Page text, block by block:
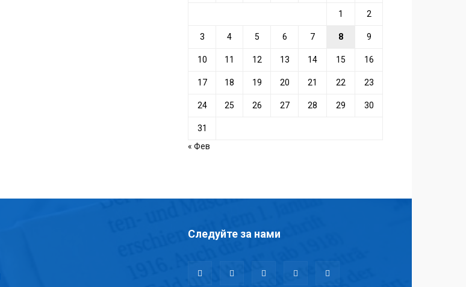
1 2
3 4 5 6 7 8 9
10 11 12 13 14 15 16
17 18 19 20 21 22 23
24 25 26 27 28 29 30
31
« Фев
Следуйте за нами